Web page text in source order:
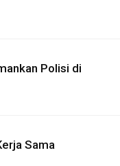
Polisi di
Sama